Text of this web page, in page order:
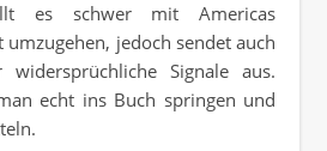
es schwer mit Americas
umzugehen, jedoch sendet auch
Signale aus.
echt ins Buch springen und